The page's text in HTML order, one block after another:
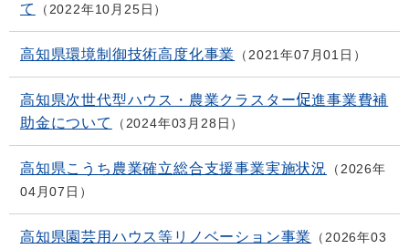
て
2022年10月25日
高知県環境制御技術高度化事業 2021年07月01日
高知県次世代型ハウス・農業クラスター促進事業費補
助金について
2024年03月28日
高知県こうち農業確立総合支援事業実施状況
2026年
04月07日
高知県園芸用ハウス等リノベーション事業
2026年03